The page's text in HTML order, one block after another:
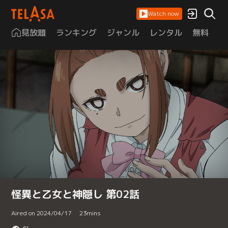
Watch now
見放題 ランキング ジャンル レンタル 無料
怪異と乙女と神隠し 第02話
Aired on 2024/04/17 23mins